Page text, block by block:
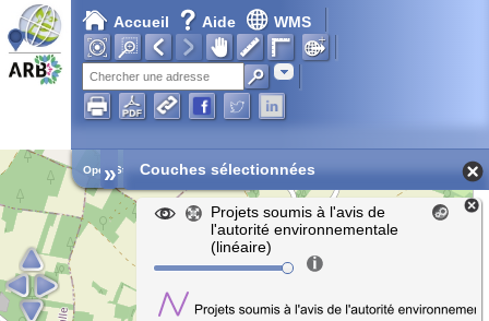
Accueil Aide WMS
Adresse
Open Street Map
» Couches sélectionnées
Projets soumis à l'avis de
l'autorité environnementale
(linéaire)